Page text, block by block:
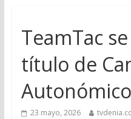
TeamTac
título de
23 mayo, 2026